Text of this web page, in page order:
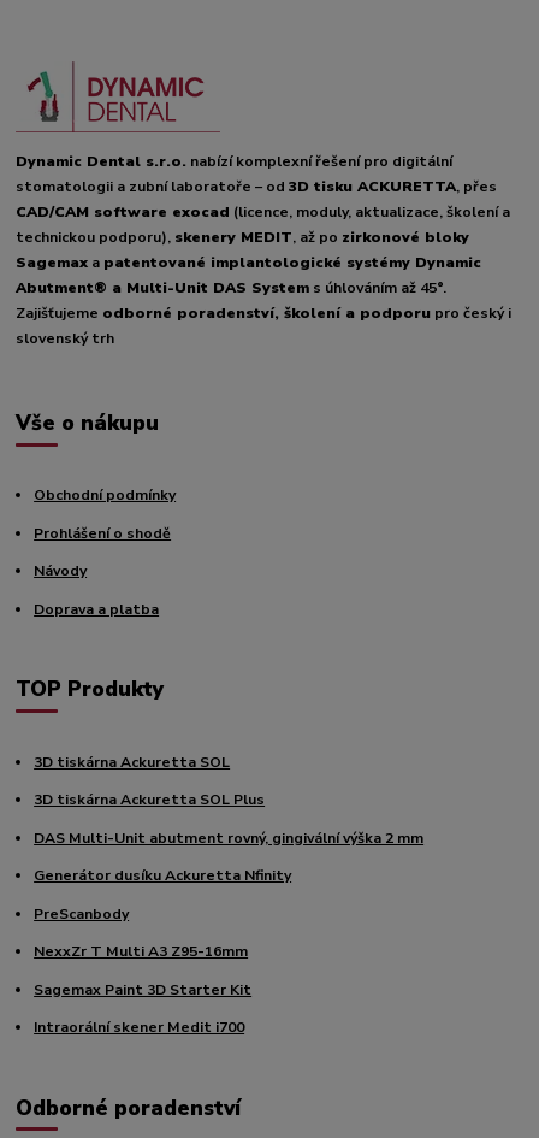
Dynamic Dental s.r.o. nabízí komplexní řešení pro digitální
stomatologii a zubní laboratoře – od3D tisku ACKURETTA, přes
CAD/CAM software exocad (licence, moduly, aktualizace, školení a
technickou podporu), skenery MEDIT, až po zirkonové bloky
Sagemax a patentované implantologické systémy Dynamic
Abutment® a Multi-Unit DAS System s úhlováním až 45°.
Zajišťujeme odborné poradenství, školení a podporu pro český i
slovenský trh
Vše o nákupu
Obchodní podmínky
Prohlášení o shodě
Návody
Doprava a platba
TOP Produkty
3D tiskárna Ackuretta SOL
3D tiskárna Ackuretta SOL Plus
DAS Multi-Unit abutment rovný, gingivální výška 2 mm
Generátor dusíku Ackuretta Nfinity
PreScanbody
NexxZr T Multi A3 Z95-16mm
Sagemax Paint 3D Starter Kit
Intraorální skener Medit i700
Odborné poradenství